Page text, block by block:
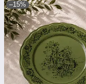
–15%